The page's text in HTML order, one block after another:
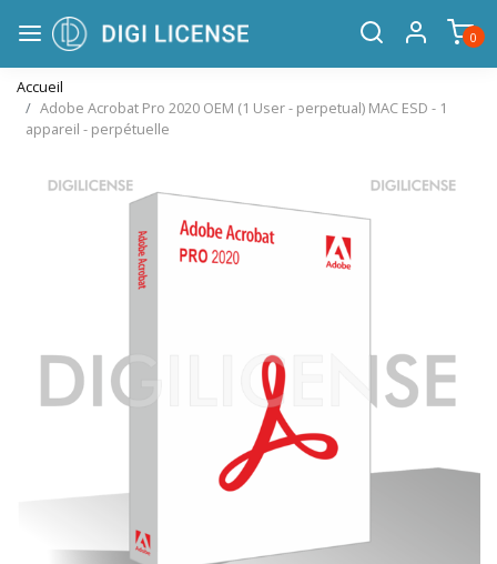
0
Accueil
Adobe Acrobat Pro 2020 OEM (1 User - perpetual) MAC ESD - 1
appareil - perpétuelle